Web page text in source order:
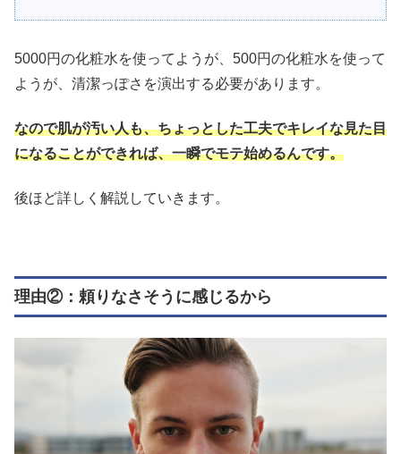
5000円の化粧水を使ってようが、500円の化粧水を使って
ようが、清潔っぽさを演出する必要があります。
なので肌が汚い人も、ちょっとした工夫でキレイな見た目
になることができれば、一瞬でモテ始めるんです。
後ほど詳しく解説していきます。
理由②：頼りなさそうに感じるから